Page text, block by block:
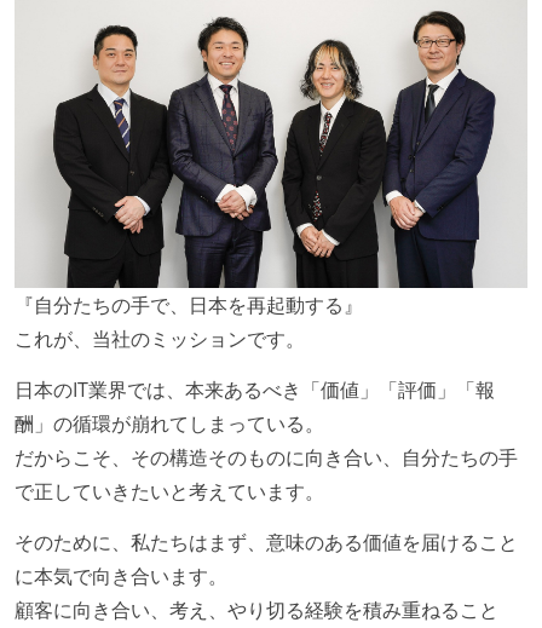
『自分たちの手で、日本を再起動する』
これが、当社のミッションです。
日本のIT業界では、本来あるべき「価値」「評価」「報
酬」の循環が崩れてしまっている。
だからこそ、その構造そのものに向き合い、自分たちの手
で正していきたいと考えています。
そのために、私たちはまず、意味のある価値を届けること
に本気で向き合います。
顧客に向き合い、考え、やり切る経験を積み重ねること